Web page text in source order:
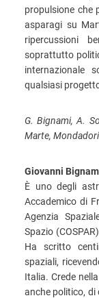
propulsione che
asparagi su
ripercussioni
soprattutto
internazionale
qualsiasi
G. Bignami, A.
Marte,
Giovanni
È uno degli
Accademico di
Agenzia
Spazio
Ha scritto
spaziali,
Italia. Crede
anche politico, di